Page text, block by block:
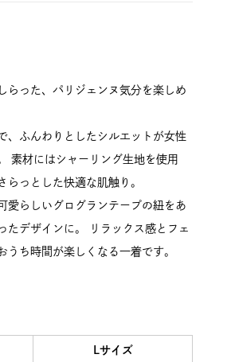
らった、パリジェンヌ気分を楽しめ
、ふんわりとしたシルエットが女性
素材にはシャーリング生地を使用
らっとした快適な肌触り。
愛らしいグログランテープの紐をあ
たデザインに。 リラックス感とフェ
うち時間が楽しくなる一着です。
Lサイズ